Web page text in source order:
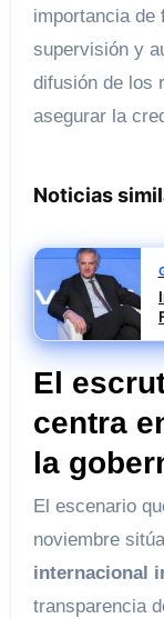
importancia de
supervisión y
difusión de los
asegurar la
Noticias
El
centra
la
El escenario
noviembre
internacional
transparencia